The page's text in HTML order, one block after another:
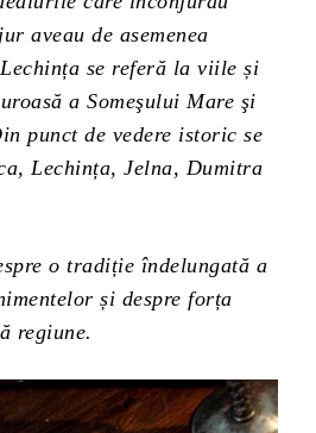
aveau de asemenea
se referă la viile și
a Someşului Mare şi
punct de vedere istoric se
Lechința, Jelna, Dumitra
o tradiție îndelungată a
și despre forța
regiune.